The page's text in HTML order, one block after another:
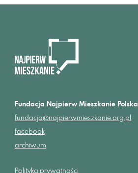
Fundacja Najpierw Mieszkanie Polska
fundacja@najpierwmieszkanie.org.pl
facebook
archiwum
Polityka prywatności